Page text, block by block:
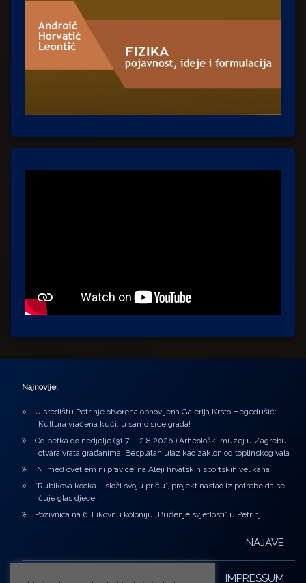
Najnovije:
U središtu Petrinje otvorena obnovljena Galerija Krsto Hegedušić:
Kultura vraćena kući, u samo srce grada!
Od petka do nedjelje (31.7. – 2.8.2026.) Arheološki muzej u Zagrebu
otvara vrata građanima: Besplatan ulaz kao zaklon od toplinskog vala
‘Ni med cvetjem ni pravice’ na Aleji hrvatskih sportskih velikana
“Rubikova kocka – složi svoju priču”, projekt nastao iz potrebe da se
čuje glas djece!
Pozivnica na 6. Likovnu koloniju „Buđenje svjetlosti” u Petrinji
NAJAVE
IMPRESSUM